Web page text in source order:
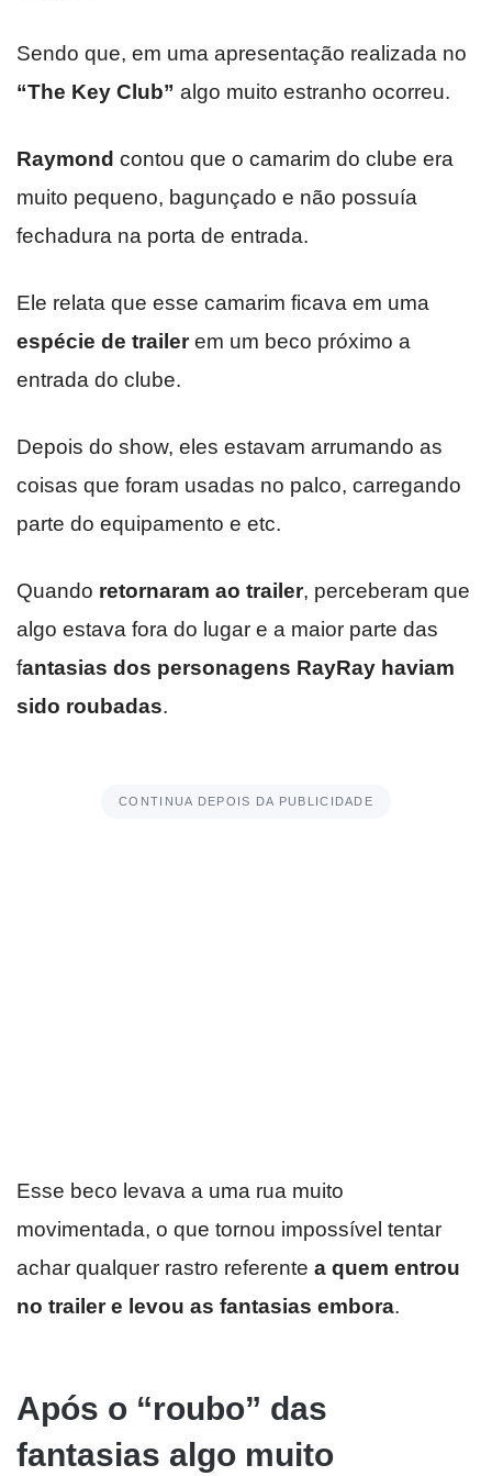
Sendo que, em uma apresentação realizada no
“The Key Club” algo muito estranho ocorreu.
Raymond contou que o camarim do clube era
muito pequeno, bagunçado e não possuía
fechadura na porta de entrada.
Ele relata que esse camarim ficava em uma
espécie de trailerem um beco próximo a
entrada do clube.
Depois do show, eles estavam arrumando as
coisas que foram usadas no palco, carregando
parte do equipamento e etc.
Quando retornaram ao trailer, perceberam que
algo estava fora do lugar e a maior parte das
fantasias dos personagens RayRay haviam
sido roubadas.
CONTINUA DEPOIS DA PUBLICIDADE
Esse beco levava a uma rua muito
movimentada, o que tornou impossível tentar
achar qualquer rastro referente a quem entrou
no trailer e levou as fantasias embora.
Após o “roubo” das
fantasias algo muito